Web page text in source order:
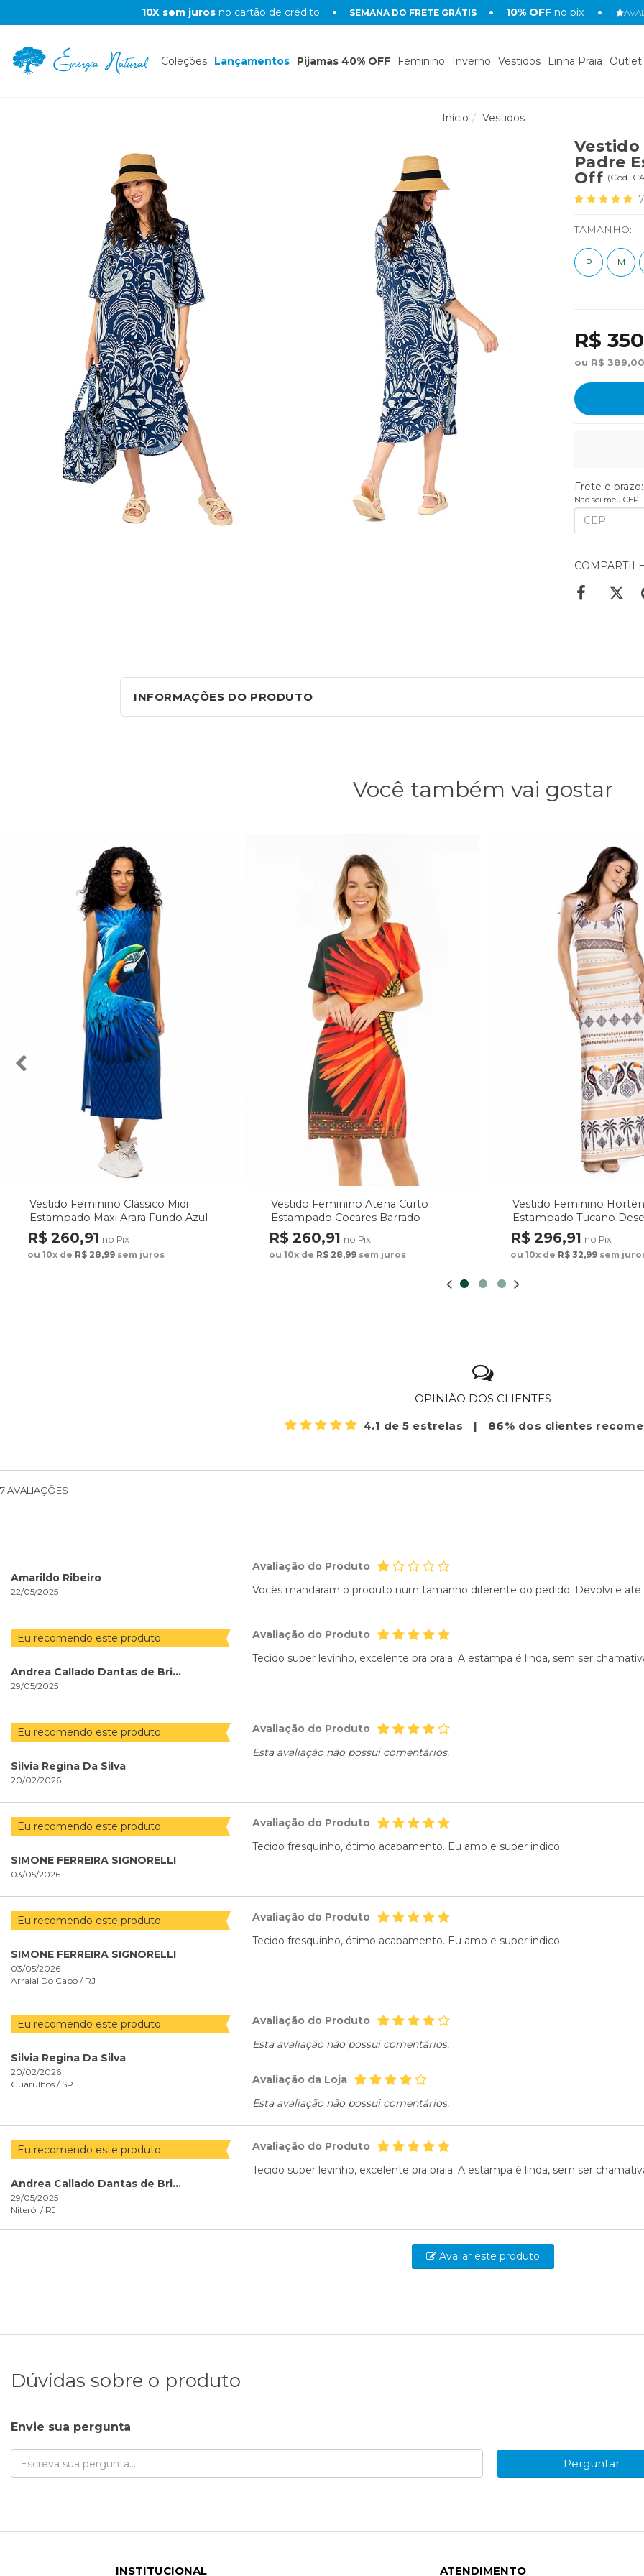
10X sem jurosno cartão de crédito SEMANA DO FRETE GRÁTIS 10% OFF no pix
Coleções Lançamentos Pijamas 40% OFF Feminino Inverno Vestidos Linha Praia Outlet
Início Vestidos
Vestido
Padre
Off (Cód.
7
TAMANHO:
P M
R$
ou R$
Frete e prazo:
Não sei meu CEP
INFORMAÇÕES DO PRODUTO
Você também vai gostar
Vestido Feminino Clássico Midi
Estampado Maxi Arara Fundo Azul
R$ 260,91 no Pix
ou 10x de R$ 28,99 sem juros
Vestido Feminino Atena Curto
Estampado Cocares Barrado
Fundo Verde
R$ 260,91 no Pix
ou 10x de R$ 28,99 sem juros
Vestido Feminino
Estampado Tucano
Étnicos
R$ 296,91 no Pix
ou 10x de R$ 32,99 sem
OPINIÃO DOS CLIENTES
4.1 de 5 estrelas
| 86% dos clientes
7AVALIAÇÕES
Amarildo Ribeiro
22/05/2025
Avaliação do Produto
Vocês mandaram o produto num tamanho diferente do pedido. Devolvi e
Eu recomendo este produto
Andrea Callado Dantas de Brito
29/05/2025
Avaliação do Produto
Tecido super levinho, excelente pra praia. A estampa é linda, sem ser
Eu recomendo este produto
Silvia Regina Da Silva
20/02/2026
Avaliação do Produto
Esta avaliação não possui comentários.
Eu recomendo este produto
SIMONE FERREIRA SIGNORELLI
03/05/2026
Avaliação do Produto
Tecido fresquinho, ótimo acabamento. Eu amo e super indico
Eu recomendo este produto
SIMONE FERREIRA SIGNORELLI
03/05/2026
Arraial Do Cabo / RJ
Avaliação do Produto
Tecido fresquinho, ótimo acabamento. Eu amo e super indico
Eu recomendo este produto
Silvia Regina Da Silva
20/02/2026
Guarulhos / SP
Avaliação do Produto
Esta avaliação não possui comentários.
Avaliação da Loja
Esta avaliação não possui comentários.
Eu recomendo este produto
Andrea Callado Dantas de Brito
29/05/2025
Niterói / RJ
Avaliação do Produto
Tecido super levinho, excelente pra praia. A estampa é linda, sem ser
Avaliar este produto
Dúvidas sobre o produto
Envie sua pergunta
Perguntar
INSTITUCIONAL ATENDIMENTO